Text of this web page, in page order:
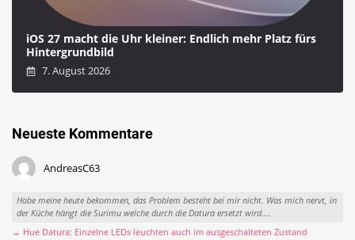
iOS 27 macht die Uhr kleiner: Endlich mehr Platz fürs
Hintergrundbild
7. August 2026
Neueste Kommentare
AndreasC63
Habe meine heute bekommen, das Problem besteht bei mir nicht. Was mich nervt, in
der Küche hängt die Surimu welche durch die Datura ersetzt wird....
→ Hue Datura: Einzelne LEDs leuchten auch im ausgeschalteten Zustand